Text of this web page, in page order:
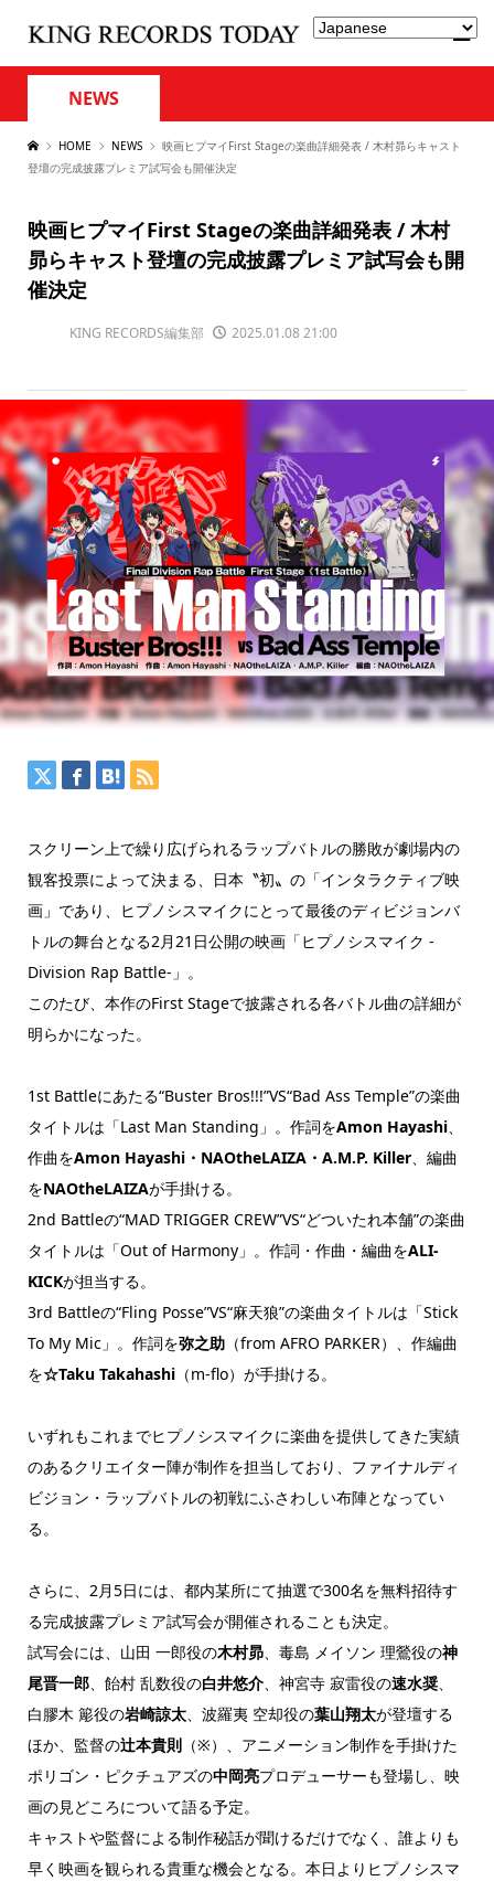
NEWS
HOME NEWS
映画ヒプマイFirst Stageの楽曲詳細発表 / 木村昴らキャスト
登壇の完成披露プレミア試写会も開催決定
映画ヒプマイFirst Stageの楽曲詳細発表 / 木村
昴らキャスト登壇の完成披露プレミア試写会も開
催決定
KING RECORDS編集部 2025.01.08 21:00
スクリーン上で繰り広げられるラップバトルの勝敗が劇場内の
観客投票によって決まる、日本〝初〟の「インタラクティブ映
画」であり、ヒプノシスマイクにとって最後のディビジョンバ
トルの舞台となる2月21日公開の映画「ヒプノシスマイク -
Division Rap Battle-」。
このたび、本作のFirst Stageで披露される各バトル曲の詳細が
明らかになった。
1st Battleにあたる“Buster Bros!!!”VS“Bad Ass Temple”の楽曲
タイトルは「Last Man Standing」。作詞をAmon Hayashi、
作曲をAmon Hayashi・NAOtheLAIZA・A.M.P. Killer、編曲
をNAOtheLAIZAが手掛ける。
2nd Battleの“MAD TRIGGER CREW”VS“どついたれ本舗”の楽曲
タイトルは「Out of Harmony」。作詞・作曲・編曲をALI-
KICKが担当する。
3rd Battleの“Fling Posse”VS“麻天狼”の楽曲タイトルは「Stick
To My Mic」。作詞を弥之助（from AFRO PARKER）、作編曲
を☆Taku Takahashi（m-flo）が手掛ける。
いずれもこれまでヒプノシスマイクに楽曲を提供してきた実績
のあるクリエイター陣が制作を担当しており、ファイナルディ
ビジョン・ラップバトルの初戦にふさわしい布陣となってい
る。
さらに、2月5日には、都内某所にて抽選で300名を無料招待す
る完成披露プレミア試写会が開催されることも決定。
試写会には、山田 一郎役の木村昴、毒島 メイソン 理鶯役の神
尾晋一郎、飴村 乱数役の白井悠介、神宮寺 寂雷役の速水奨、
白膠木 簓役の岩崎諒太、波羅夷 空却役の葉山翔太が登壇する
ほか、監督の辻本貴則（※）、アニメーション制作を手掛けた
ポリゴン・ピクチュアズの中岡亮プロデューサーも登場し、映
画の見どころについて語る予定。
キャストや監督による制作秘話が聞けるだけでなく、誰よりも
早く映画を観られる貴重な機会となる。本日よりヒプノシスマ